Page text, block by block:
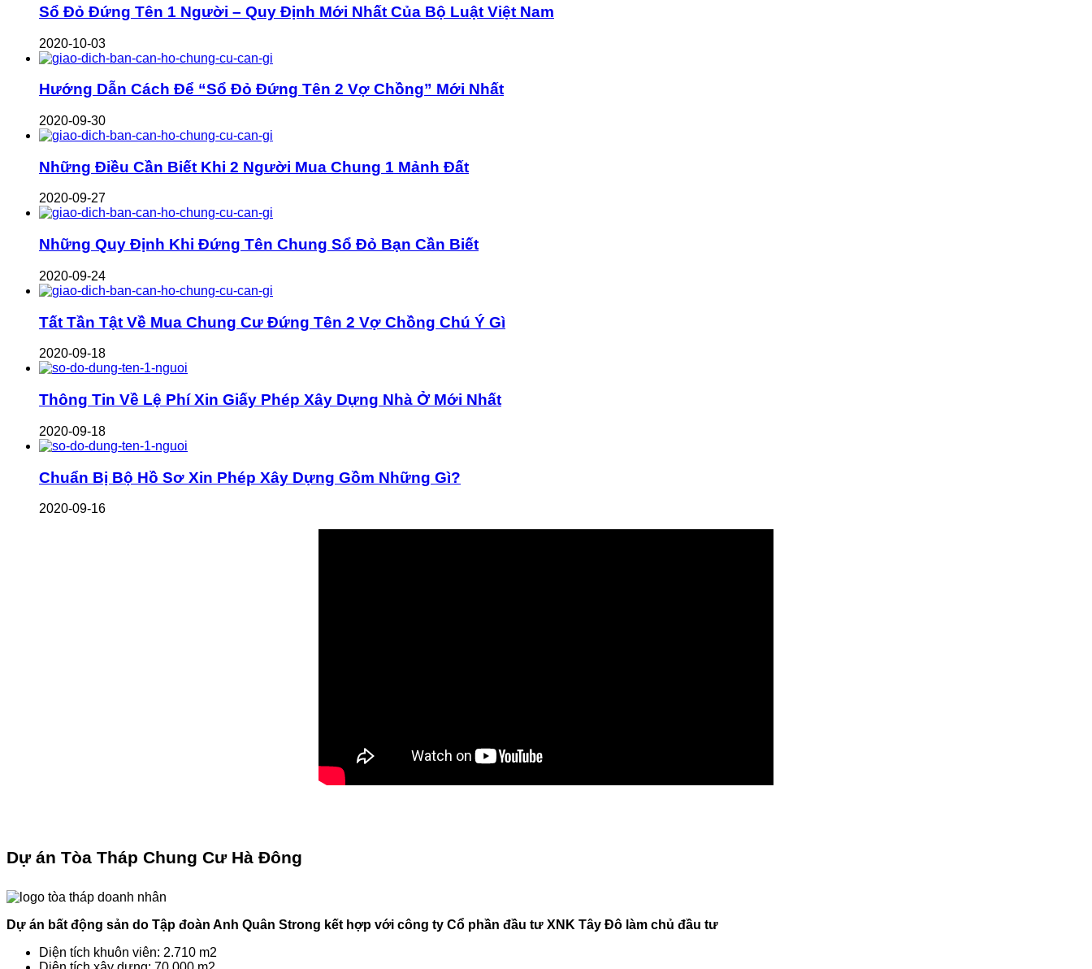
Sổ Đỏ Đứng Tên 1 Người – Quy Định Mới Nhất Của Bộ Luật Việt Nam
2020-10-03
Hướng Dẫn Cách Để “Sổ Đỏ Đứng Tên 2 Vợ Chồng” Mới Nhất
2020-09-30
Những Điều Cần Biết Khi 2 Người Mua Chung 1 Mảnh Đất
2020-09-27
Những Quy Định Khi Đứng Tên Chung Sổ Đỏ Bạn Cần Biết
2020-09-24
Tất Tần Tật Về Mua Chung Cư Đứng Tên 2 Vợ Chồng Chú Ý Gì
2020-09-18
Thông Tin Về Lệ Phí Xin Giấy Phép Xây Dựng Nhà Ở Mới Nhất
2020-09-18
Chuẩn Bị Bộ Hồ Sơ Xin Phép Xây Dựng Gồm Những Gì?
2020-09-16
Dự án Tòa Tháp Chung Cư Hà Đông
Dự án bất động sản do Tập đoàn Anh Quân Strong kết hợp với công ty Cổ phần đầu tư XNK Tây Đô làm chủ đầu tư
Diện tích khuôn viên: 2.710 m2